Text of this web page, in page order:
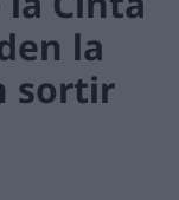
la
sortir